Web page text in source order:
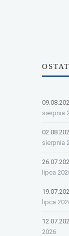
sierpnia
sierpnia
lipca
lipca
2026